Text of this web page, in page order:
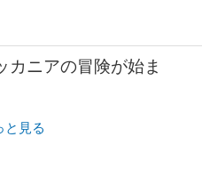
カニアの冒険が始ま
と見る